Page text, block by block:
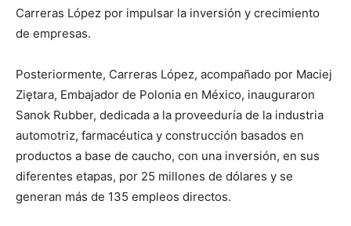
Carreras López por impulsar la inversión y crecimiento
de empresas.
Posteriormente, Carreras López, acompañado por Maciej
Ziętara, Embajador de Polonia en México, inauguraron
Sanok Rubber, dedicada a la proveeduría de la industria
automotriz, farmacéutica y construcción basados en
productos a base de caucho, con una inversión, en sus
diferentes etapas, por 25 millones de dólares y se
generan más de 135 empleos directos.